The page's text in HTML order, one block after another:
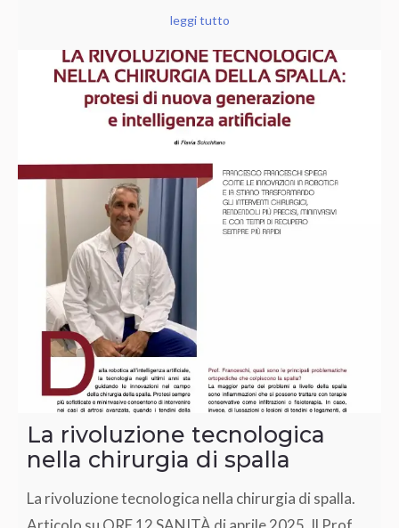
leggi tutto
La rivoluzione tecnologica
nella chirurgia di spalla
La rivoluzione tecnologica nella chirurgia di spalla.